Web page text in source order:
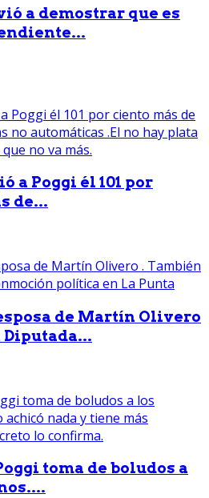
a demostrar que es
a Poggi él 101 por
de...
de Martín Olivero
Diputada...
toma de boludos a